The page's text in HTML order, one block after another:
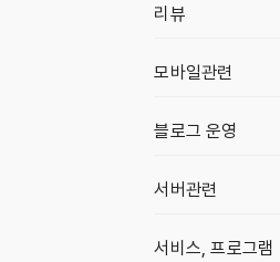
리뷰
모바일관련
블로그 운영
서버관련
서비스, 프로그램